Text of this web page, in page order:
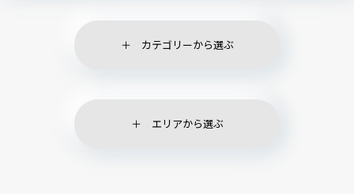
カテゴリーから選ぶ
エリアから選ぶ